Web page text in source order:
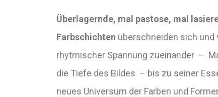
Überlagernde, mal pastose, mal
Farbschichten überschneiden sich und
rhytmischer Spannung zueinander –
die Tiefe des Bildes – bis zu seiner
neues Universum der Farben und